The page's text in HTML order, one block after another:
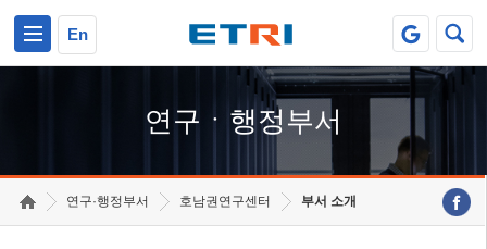
En
연구ㆍ행정부서
연구·행정부서 호남권연구센터 부서 소개